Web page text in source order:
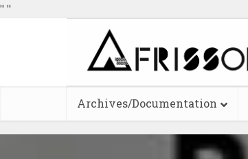
" "
Archives/Documentation